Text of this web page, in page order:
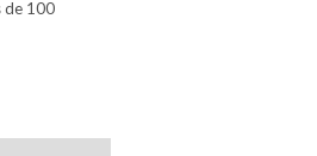
de 100